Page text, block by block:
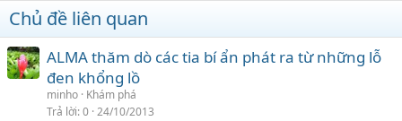
Chủ đề liên quan
ALMA thăm dò các tia bí ẩn phát ra từ những lỗ
đen khổng lồ
minho Khám phá
Trả lời 0 24/10/2013